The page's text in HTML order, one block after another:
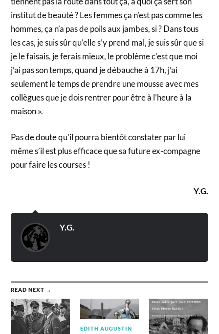
institut de beauté ? Les femmes ça n’est pas comme les
hommes, ça n’a pas de poils aux jambes, si ? Dans tous
les cas, je suis sûr qu’elle s’y prend mal, je suis sûr que si
je le faisais, je ferais mieux, le problème c’est que moi
j’ai pas son temps, quand je débauche à 17h, j’ai
seulement le temps de prendre une mousse avec mes
collègues que je dois rentrer pour être à l’heure à la
maison ».
Pas de doute qu’il pourra bientôt constater par lui
même s’il est plus efficace que sa future ex-compagne
pour faire les courses !
Y.G.
Y.G.
READ NEXT →
EDITH AUGUSTIN